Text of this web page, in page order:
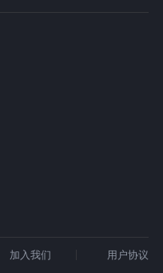
加入我们 用户协议